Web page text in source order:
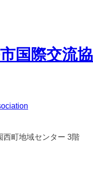
国際交流協
町地域センター 3階